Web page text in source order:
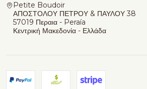
Petite Boudoir
ΑΠΟΣΤΟΛΟΥ ΠΕΤΡΟΥ & ΠΑΥΛΟΥ 38
57019 Περαια - Peraía
Κεντρική Μακεδονία - Ελλάδα